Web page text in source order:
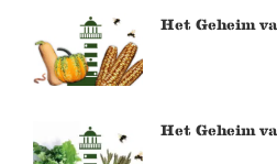
Het Geheim
Het Geheim